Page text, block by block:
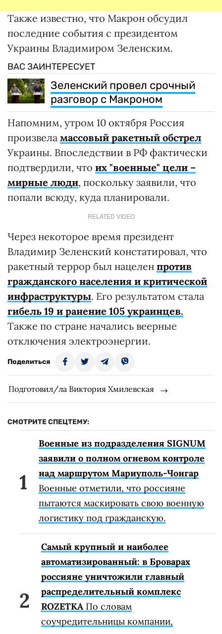
Также известно, что Макрон обсудил
последние события с президентом
Украины Владимиром Зеленским.
ВАС ЗАИНТЕРЕСУЕТ
Зеленский провел срочный
разговор с Макроном
Напомним, утром 10 октября Россия
произвела массовый ракетный обстрел
Украины. Впоследствии в РФ фактически
подтвердили, что их "военные" цели –
мирные люди, поскольку заявили, что
попали всюду, куда планировали.
RELATED VIDEO
Через некоторое время президент
Владимир Зеленский констатировал, что
ракетный террор был нацелен против
гражданского населения и критической
инфраструктуры. Его результатом стала
гибель 19 и ранение 105 украинцев.
Также по стране начались веерные
отключения электроэнергии.
Поделиться
Подготовил/ла Виктория Хмилевская
СМОТРИТЕ СПЕЦТЕМУ:
Военные из подразделения SIGNUM
заявили о полном огневом контроле
над маршрутом Мариуполь-Чонгар
Военные отметили, что россияне
пытаются маскировать свою военную
логистику под гражданскую.
Самый крупный и наиболее
автоматизированный: в Броварах
россияне уничтожили главный
распределительный комплекс
ROZETKA По словам
соучредительницы компании,